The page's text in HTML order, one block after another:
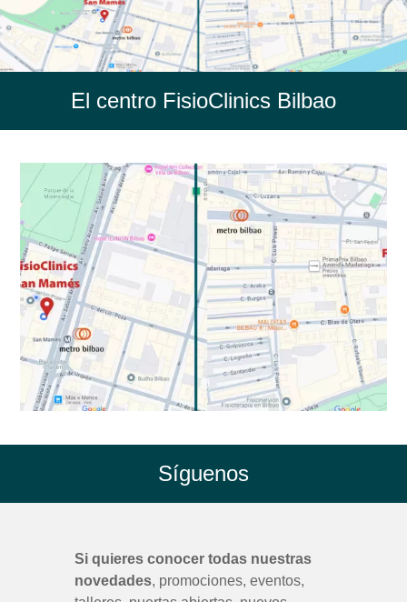
El centro FisioClinics Bilbao
Síguenos